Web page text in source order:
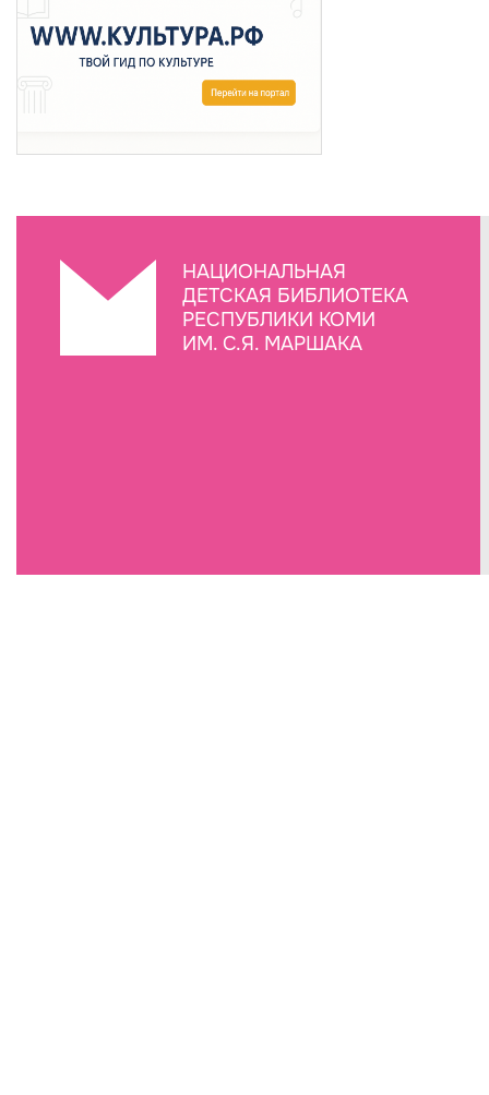
НАЦИОНАЛЬНАЯ
ДЕТСКАЯ БИБЛИОТЕКА
РЕСПУБЛИКИ КОМИ
ИМ. С.Я. МАРШАКА